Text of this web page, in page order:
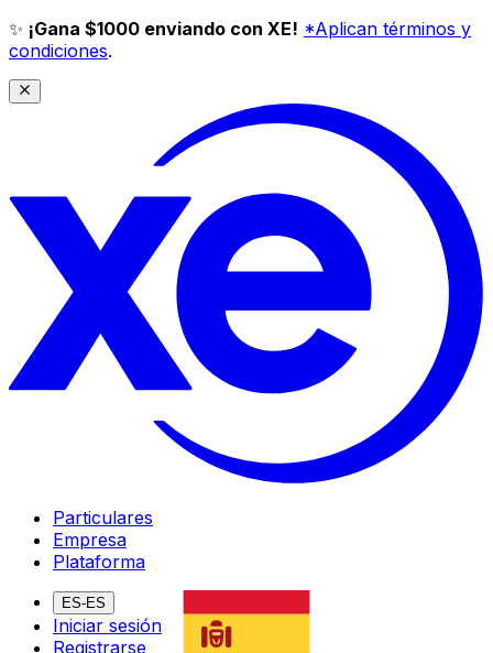
✨ ¡Gana $1000 enviando con XE! *Aplican términos y
condiciones.
Particulares
Empresa
Plataforma
ES-ES
Iniciar sesión
Registrarse